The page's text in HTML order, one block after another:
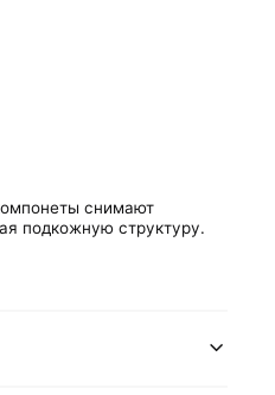
снимают
подкожную структуру.